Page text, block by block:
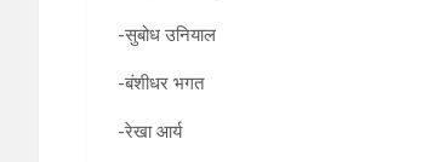
-सुबोध उनियाल
-बंशीधर भगत
-रेखा आर्य